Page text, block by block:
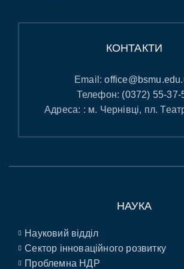
КОНТАКТИ
Email:
Телефон: (0372) 55-37-
Адреса: : м. Чернівці, пл.
НАУКА
Науковий відділ
Сектор інноваційного розвитку
Проблемна НДР